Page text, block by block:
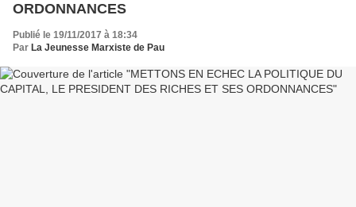
ORDONNANCES
Publié le 19/11/2017 à 18:34
Par La Jeunesse Marxiste de Pau